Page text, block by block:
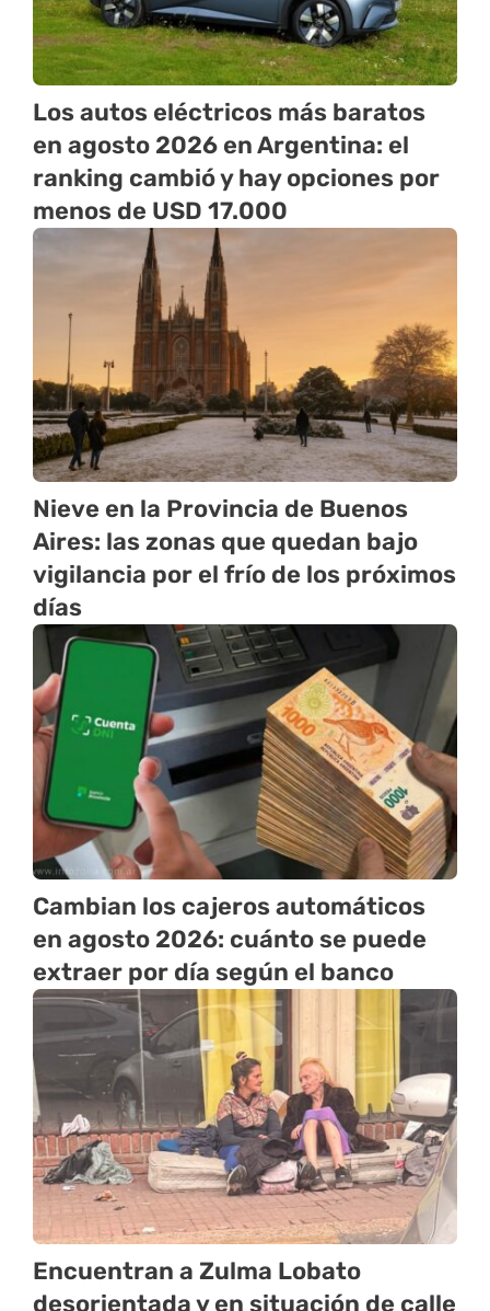
Los autos eléctricos más baratos
en agosto 2026 en Argentina: el
ranking cambió y hay opciones por
menos de USD 17.000
Nieve en la Provincia de Buenos
Aires: las zonas que quedan bajo
vigilancia por el frío de los próximos
días
Cambian los cajeros automáticos
en agosto 2026: cuánto se puede
extraer por día según el banco
Encuentran a Zulma Lobato
desorientada y en situación de calle